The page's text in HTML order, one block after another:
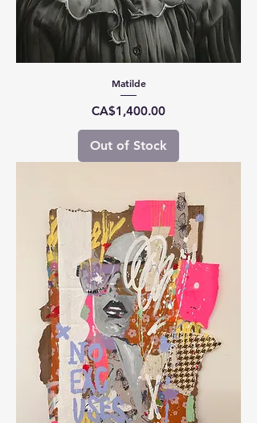
Matilde
Price
CA$1,400.00
Out of Stock